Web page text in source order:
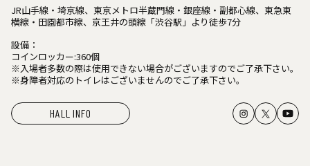
JR山手線・埼京線、東京メトロ半蔵門線・銀座線・副都心線、東急東
横線・田園都市線、京王井の頭線「渋谷駅」より徒歩7分
設備：
コインロッカー:360個
※入場者多数の際は使用できない場合がございますのでご了承下さい。
※身障者対応のトイレはございませんのでご了承下さい。
HALL INFO